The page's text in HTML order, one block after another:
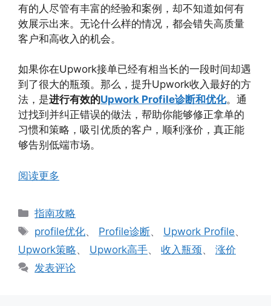
有的人尽管有丰富的经验和案例，却不知道如何有
效展示出来。无论什么样的情况，都会错失高质量
客户和高收入的机会。
如果你在Upwork接单已经有相当长的一段时间却遇
到了很大的瓶颈。那么，提升Upwork收入最好的方
法，是进行有效的Upwork Profile诊断和优化。通
过找到并纠正错误的做法，帮助你能够修正拿单的
习惯和策略，吸引优质的客户，顺利涨价，真正能
够告别低端市场。
阅读更多
分
指南攻略
标
profile优化、 Profile诊断、 Upwork Profile、
Upwork策略、 Upwork高手、 收入瓶颈、 涨价
发表评论